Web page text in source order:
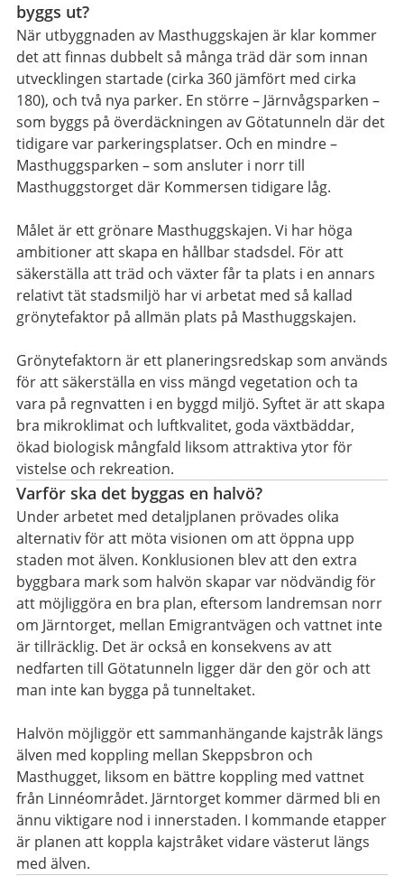
byggs ut?
När utbyggnaden av Masthuggskajen är klar kommer
det att finnas dubbelt så många träd där som innan
utvecklingen startade (cirka 360 jämfört med cirka
180), och två nya parker. En större – Järnvågsparken –
som byggs på överdäckningen av Götatunneln där det
tidigare var parkeringsplatser. Och en mindre –
Masthuggsparken – som ansluter i norr till
Masthuggstorget där Kommersen tidigare låg.
Målet är ett grönare Masthuggskajen. Vi har höga
ambitioner att skapa en hållbar stadsdel. För att
säkerställa att träd och växter får ta plats i en annars
relativt tät stadsmiljö har vi arbetat med så kallad
grönytefaktor på allmän plats på Masthuggskajen.
Grönytefaktorn är ett planeringsredskap som används
för att säkerställa en viss mängd vegetation och ta
vara på regnvatten i en byggd miljö. Syftet är att skapa
bra mikroklimat och luftkvalitet, goda växtbäddar,
ökad biologisk mångfald liksom attraktiva ytor för
vistelse och rekreation.
Varför ska det byggas en halvö?
Under arbetet med detaljplanen prövades olika
alternativ för att möta visionen om att öppna upp
staden mot älven. Konklusionen blev att den extra
byggbara mark som halvön skapar var nödvändig för
att möjliggöra en bra plan, eftersom landremsan norr
om Järntorget, mellan Emigrantvägen och vattnet inte
är tillräcklig. Det är också en konsekvens av att
nedfarten till Götatunneln ligger där den gör och att
man inte kan bygga på tunneltaket.
Halvön möjliggör ett sammanhängande kajstråk längs
älven med koppling mellan Skeppsbron och
Masthugget, liksom en bättre koppling med vattnet
från Linnéområdet. Järntorget kommer därmed bli en
ännu viktigare nod i innerstaden. I kommande etapper
är planen att koppla kajstråket vidare västerut längs
med älven.